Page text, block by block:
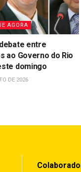
AGORA
entre
ao Governo do Rio
domingo
DE 2026